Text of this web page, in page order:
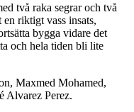
två raka segrar och två
en riktigt vass insats,
bygga vidare det
och hela tiden bli lite
Maxmed Mohamed,
Alvarez Perez.